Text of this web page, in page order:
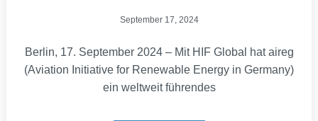
September 17, 2024
Berlin, 17. September 2024 – Mit HIF Global hat aireg
(Aviation Initiative for Renewable Energy in Germany)
ein weltweit führendes